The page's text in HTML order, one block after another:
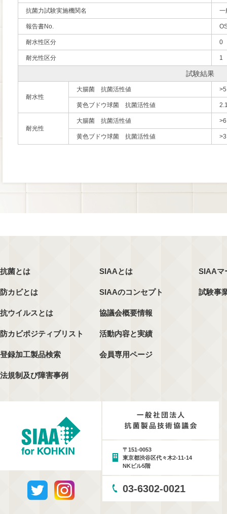
抗菌力試験実施機関名 一
報告書No.
耐水性区分 0
耐光性区分 1
試験結果
耐水性
大腸菌 抗菌活性値
黄色ブドウ球菌 抗菌活性値
耐光性
大腸菌 抗菌活性値
黄色ブドウ球菌 抗菌活性値
抗菌とは
防カビとは
抗ウイルスとは
防カビポジティブリスト
登録加工製品検索
法規制及び障害事例
SIAAとは
SIAAのコンセプト
協議会概要情報
活動内容と実績
会員専用ページ
SIAAマ
試験事
〒151-0053
東京都渋谷区代々木2-11-14
NKビル5階
03-6302-0021